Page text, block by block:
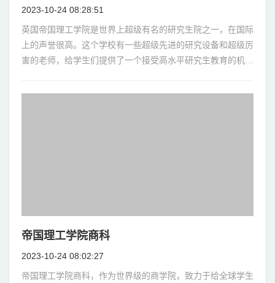
2023-10-24 08:28:51
英国帝国理工学院是世界上超级有名的研究生院之一，在国际
上的声誉很高。这个学校有一些超级先进的研究设备和超级厉
害的老师，给学生们提供了一个接受高水平研究生教育的机
帝国理工学院商科
2023-10-24 08:02:27
帝国理工学院商科，作为世界级的商学院，致力于给全球学生